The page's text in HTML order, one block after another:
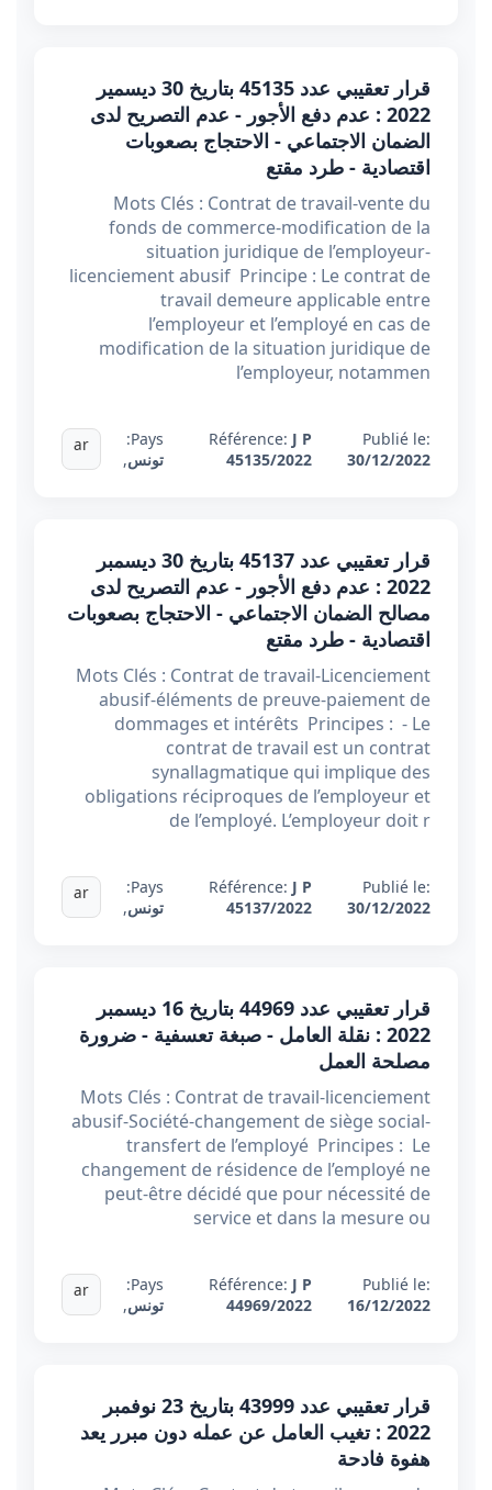
قرار تعقيبي عدد 45135 بتاريخ 30 ديسمير
2022 : عدم دفع الأجور - عدم التصريح لدى
الضمان الاجتماعي - الاحتجاج بصعوبات
اقتصادية - طرد مقتع
Mots Clés : Contrat de travail-vente du
fonds de commerce-modification de la
situation juridique de l’employeur-
licenciement abusif Principe : Le contrat de
travail demeure applicable entre
l’employeur et l’employé en cas de
modification de la situation juridique de
l’employeur, notammen
Publié le:
30/12/2022
Référence: J P
45135/2022
Pays:
تونس,
ar
قرار تعقيبي عدد 45137 بتاريخ 30 ديسمبر
2022 : عدم دفع الأجور - عدم التصريح لدى
مصالح الضمان الاجتماعي - الاحتجاج بصعوبات
اقتصادية - طرد مقتع
Mots Clés : Contrat de travail-Licenciement
abusif-éléments de preuve-paiement de
dommages et intérêts Principes : - Le
contrat de travail est un contrat
synallagmatique qui implique des
obligations réciproques de l’employeur et
de l’employé. L’employeur doit r
Publié le:
30/12/2022
Référence: J P
45137/2022
Pays:
تونس,
ar
قرار تعقيبي عدد 44969 بتاريخ 16 ديسمبر
2022 : نقلة العامل - صبغة تعسفية - ضرورة
مصلحة العمل
Mots Clés : Contrat de travail-licenciement
abusif-Société-changement de siège social-
transfert de l’employé Principes : Le
changement de résidence de l’employé ne
peut-être décidé que pour nécessité de
service et dans la mesure ou
Publié le:
16/12/2022
Référence: J P
44969/2022
Pays:
تونس,
ar
قرار تعقيبي عدد 43999 بتاريخ 23 نوفمبر
2022 : تغيب العامل عن عمله دون مبرر يعد
هفوة فادحة